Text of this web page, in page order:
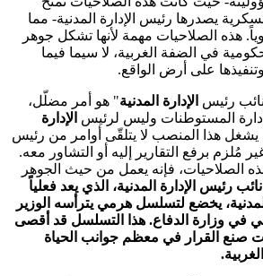
يصدرها رئيس الإدارة المدنية- مما
هذه الصلاحيات مهمة لأنها تشكل جوهر
في الضفة الغربية، لا سيما فيما
على أرض الواقع.
رئيس الإدارة المدنية" هو أمر مضلّل،
المستوطنات وليس لرئيس الإدارة
هذا المنصب لا يتلقّى أوامر من رئيس
مُلزم برفع التقارير إليه أو التشاور معه.
الصلاحيات، فإنه يعمل من حيث الجوهر
نائب رئيس الإدارة المدنية، الذي يعد فعلياً
المدنية، يخضع لتسلسل هرمي يترأسه الوزير
في وزارة الدفاع. هذا التسلسل قد أقصى
صنع القرار في معظم جوانب الحياة
.